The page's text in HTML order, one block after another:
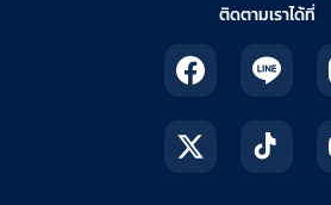
ติดตามเราได้ที่